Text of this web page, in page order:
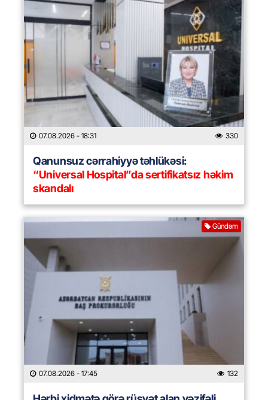
07.08.2026 - 18:31 330
Qanunsuz cərrahiyyə təhlükəsi:
“Universal Hospital”da sertifikatsız həkim
skandalı
Gündəm
07.08.2026 - 17:45 132